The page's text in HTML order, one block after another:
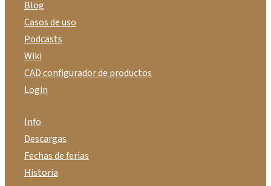
Blog
Casos de uso
Podcasts
Wiki
CAD configurador de productos
Login
Info
Descargas
Fechas de ferias
Historia